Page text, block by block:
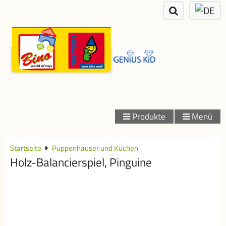
Produkte Menü
Startseite Puppenhäuser und Küchen
Holz-Balancierspiel, Pinguine